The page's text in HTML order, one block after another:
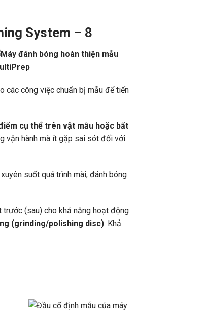
System – 8
các công việc chuẩn bị mẫu để tiến
cụ thể trên vật mẫu hoặc bất
vận hành mà ít gặp sai sót đối với
suốt quá trình mài, đánh bóng
(sau) cho khả năng hoạt động
(grinding/polishing disc). Khả